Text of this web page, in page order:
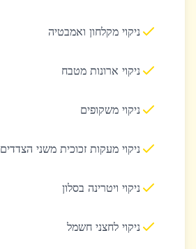
ניקוי מקלחון ואמבטיה
ניקוי ארונות מטבח
ניקוי משקופים
ניקוי מעקות זכוכית משני הצדדים
ניקוי ויטרינה בסלון
ניקוי לחצני חשמל